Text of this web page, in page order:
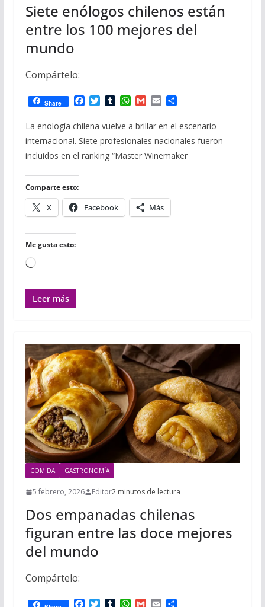
Siete enólogos chilenos están
entre los 100 mejores del
mundo
Compártelo:
Share
F
c
e
b
o
T
i
t
t
e
T
m
b
l
r
W
a
t
s
A
G
a
i
l
E
a
i
l
C
m
p
a
r
La enología chilena vuelve a brillar en el escenario
internacional. Siete profesionales nacionales fueron
incluidos en el ranking “Master Winemaker
Comparte esto:
X Facebook Más
Me gusta esto:
Cargando...
Leer más
COMIDA GASTRONOMÍA
5 febrero, 2026 Editor2 minutos de lectura
Dos empanadas chilenas
figuran entre las doce mejores
del mundo
Compártelo:
F T T W G E C